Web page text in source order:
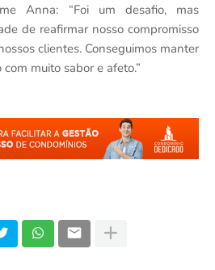
Anna: “Foi um desafio, mas
de reafirmar nosso compromisso
clientes. Conseguimos manter
muito sabor e afeto.”